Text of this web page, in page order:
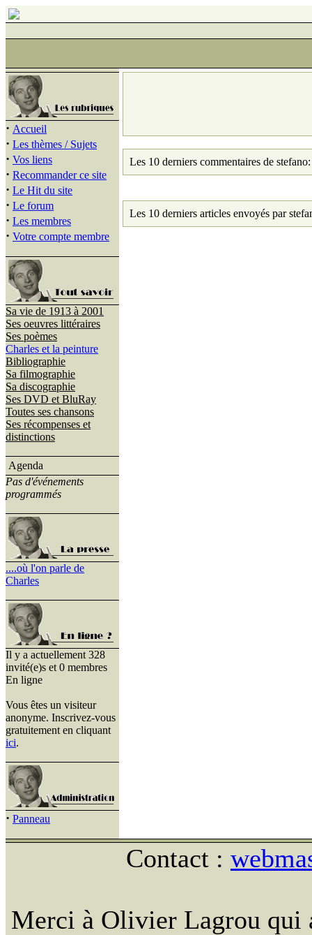
· Accueil
· Les thèmes / Sujets
· Vos liens
· Recommander ce site
· Le Hit du site
· Le forum
· Les membres
· Votre compte membre
Sa vie de 1913 à 2001
Ses oeuvres littéraires
Ses poèmes
Charles et la peinture
Bibliographie
Sa filmographie
Sa discographie
Ses DVD et BluRay
Toutes ses chansons
Ses récompenses et
distinctions
Agenda
Pas d'événements
programmés
....où l'on parle de
Charles
Il y a actuellement 328
invité(e)s et 0 membres
En ligne
Vous êtes un visiteur
anonyme. Inscrivez-vous
gratuitement en cliquant
ici.
· Panneau
Les 10 derniers commentaires de stefano:
Les 10 derniers articles envoyés par
Contact :
Merci à Olivier Lagrou qui